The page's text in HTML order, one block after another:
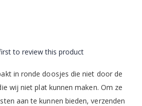
to review this product
in ronde doosjes die niet door de
wij niet plat kunnen maken. Om ze
aan te kunnen bieden, verzenden